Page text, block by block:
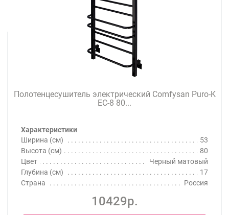
Полотенцесушитель электрический Comfysan Puro-K
EC-8 80...
Характеристики
Ширина (см)
53
Высота (см)
80
Цвет
Черный матовый
Глубина (см)
17
Страна
Россия
10429р.